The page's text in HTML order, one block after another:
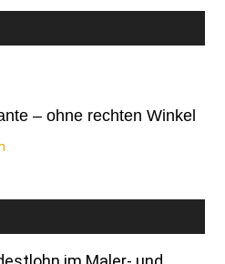
– ohne rechten Winkel